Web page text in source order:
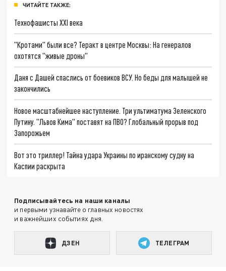
ЧИТАЙТЕ ТАКЖЕ:
Технофашисты XXI века
"Кротами" были все? Теракт в центре Москвы: На генералов
охотятся "живые дроны"
Даня с Дашей спаслись от боевиков ВСУ. Но беды для малышей не
закончились
Новое масштабнейшее наступление. Три ультиматума Зеленского
Путину. "Львов Кима" поставят на ПВО? Глобальный прорыв под
Запорожьем
Вот это триллер! Тайна удара Украины по иранскому судну на
Каспии раскрыта
Подписывайтесь на наши каналы
и первыми узнавайте о главных новостях
и важнейших событиях дня.
ДЗЕН ТЕЛЕГРАМ